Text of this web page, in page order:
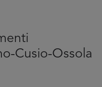
Cusio-Ossola